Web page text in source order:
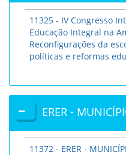
11325 - IV Congresso
Educação Integral na
Reconfigurações da
políticas e reformas
ERER -
11372 - ERER -